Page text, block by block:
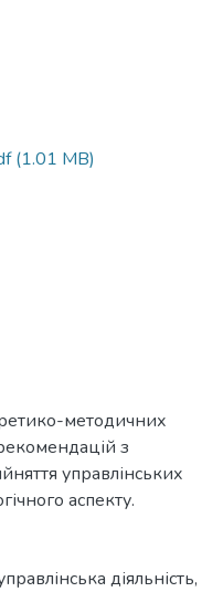
(1.01 MB)
методичних
з
управлінських
аспекту.
діяльність,